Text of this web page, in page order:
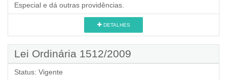
Especial e dá outras providências.
DETALHES
Lei Ordinária 1512/2009
Status: Vigente